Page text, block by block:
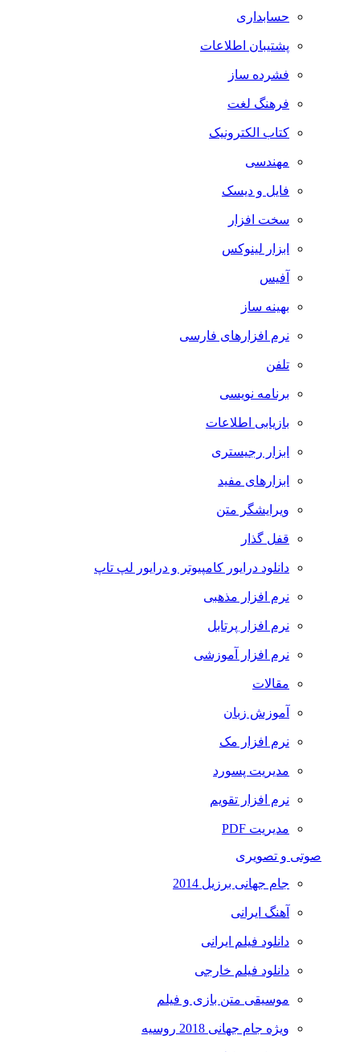
حسابداری
پشتیبان اطلاعات
فشرده ساز
فرهنگ لغت
کتاب الکترونیک
مهندسی
فایل و دیسک
سخت افزار
ابزار لینوکس
آفیس
بهینه ساز
نرم افزارهای فارسی
تلفن
برنامه نویسی
بازیابی اطلاعات
ابزار رجیستری
ابزارهای مفید
ویرایشگر متن
قفل گذار
دانلود درایور کامپیوتر و درایور لپ تاپ
نرم افزار مذهبی
نرم افزار پرتابل
نرم افزار آموزشی
مقالات
آموزش زبان
نرم افزار مک
مدیریت پسورد
نرم افزار تقویم
مدیریت PDF
صوتی و تصویری
جام جهانی برزیل 2014
آهنگ ایرانی
دانلود فیلم ایرانی
دانلود فیلم خارجی
موسیقی متن بازی و فیلم
ویژه جام جهانی 2018 روسیه